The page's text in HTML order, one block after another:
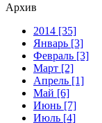
Архив
2014 [35]
Январь [3]
Февраль [3]
Март [2]
Апрель [1]
Май [6]
Июнь [7]
Июль [4]